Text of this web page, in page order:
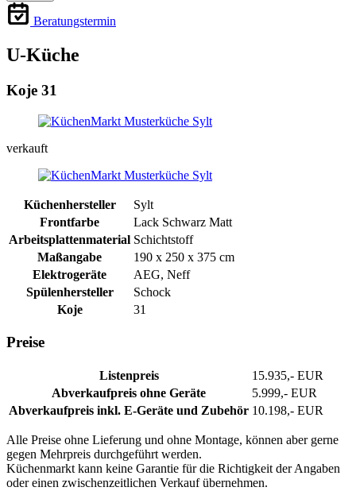
Beratungstermin
U-Küche
Koje 31
verkauft
Küchenhersteller
Sylt
Frontfarbe
Lack Schwarz Matt
Arbeitsplattenmaterial Schichtstoff
Maßangabe
190 x 250 x 375 cm
Elektrogeräte
AEG, Neff
Spülenhersteller
Schock
Koje
31
Preise
Listenpreis
15.935,- EUR
Abverkaufpreis ohne Geräte
5.999,- EUR
Abverkaufpreis inkl. E-Geräte und Zubehör 10.198,- EUR
Alle Preise ohne Lieferung und ohne Montage, können aber gerne
gegen Mehrpreis durchgeführt werden.
Küchenmarkt kann keine Garantie für die Richtigkeit der Angaben
oder einen zwischenzeitlichen Verkauf übernehmen.